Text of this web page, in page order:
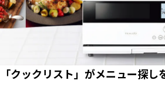
「クックリスト」がメニュー探し